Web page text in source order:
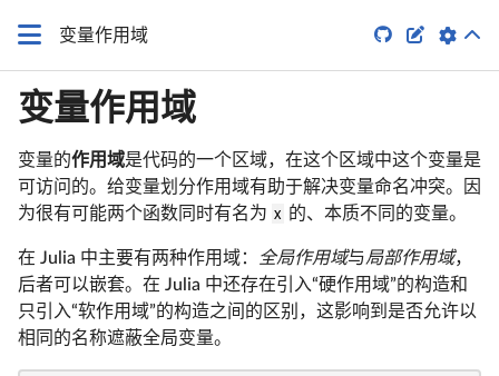
变量作用域  
变量作用域
变量的作用域是代码的一个区域，在这个区域中这个变量是
可访问的。给变量划分作用域有助于解决变量命名冲突。因
为很有可能两个函数同时有名为 x 的、本质不同的变量。
在 Julia 中主要有两种作用域： 全局作用域与局部作用域，
后者可以嵌套。在 Julia 中还存在引入“硬作用域”的构造和
只引入“软作用域”的构造之间的区别，这影响到是否允许以
相同的名称遮蔽全局变量。